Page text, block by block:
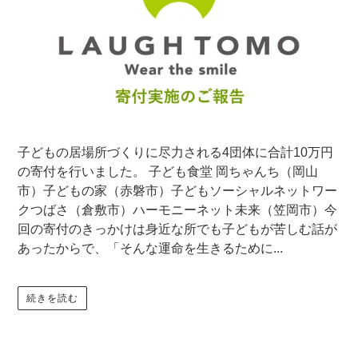
子どもの居場所づくりに尽力される4団体に合計10万円
の寄付を行いました。 子ども食堂 岡ちゃんち（岡山
市）子どもの家（赤磐市）子どもソーシャルネットワー
クつばさ（倉敷市）ハーモニーネット未来（笠岡市）今
回の寄付のきっかけは身近な所でも子どもが苦しむ話が
あったからで、「そんな運命を生きるために...
続きを読む